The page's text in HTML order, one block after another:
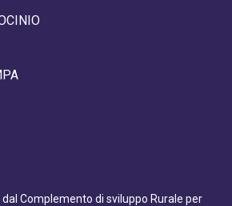
Complemento di sviluppo Rurale per